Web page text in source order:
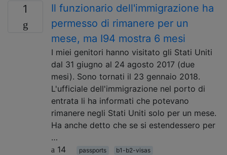
1
Il funzionario dell'immigrazione ha
permesso di rimanere per un
mese, ma I94 mostra 6 mesi
I miei genitori hanno visitato gli Stati Uniti
dal 31 giugno al 24 agosto 2017 (due
mesi). Sono tornati il ​​23 gennaio 2018.
L'ufficiale dell'immigrazione nel porto di
entrata li ha informati che potevano
rimanere negli Stati Uniti solo per un mese.
Ha anche detto che se si estendessero per
…
14
passports
b1-b2-visas